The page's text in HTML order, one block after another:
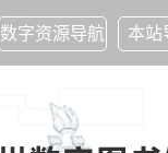
数字资源导航 本站